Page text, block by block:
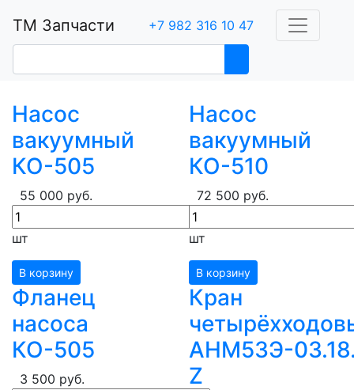
ТМ Запчасти +7 982 316 10 47
Насос
вакуумный
КО-505
55 000 руб.
шт
В корзину
Насос
вакуумный
КО-510
72 500 руб.
шт
В корзину
Фланец
насоса
КО-505
3 500 руб.
Кран
АНМ53Э-
Z